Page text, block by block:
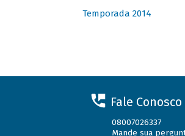
Temporada 2014
Fale Conosco
08007026337
Mande sua